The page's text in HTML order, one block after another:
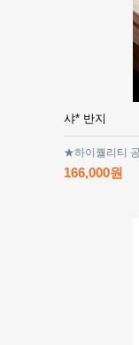
샤* 반지
★하이퀄리티
166,000원